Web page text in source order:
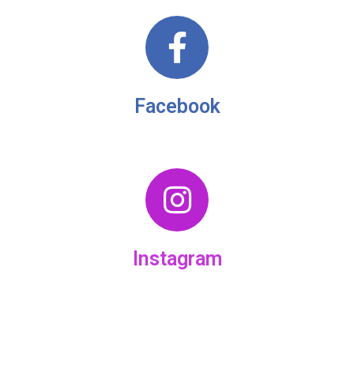
Facebook
Instagram